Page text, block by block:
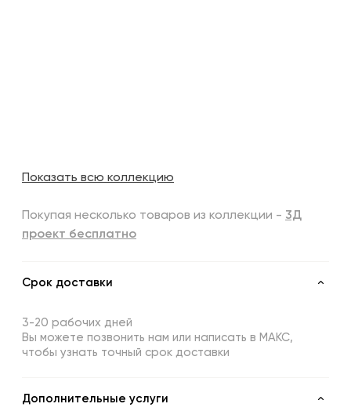
Показать всю коллекцию
Покупая несколько товаров из коллекции - 3Д
проект бесплатно
Срок доставки
3-20 рабочих дней
Вы можете позвонить нам или написать в МАКС,
чтобы узнать точный срок доставки
Дополнительные услуги